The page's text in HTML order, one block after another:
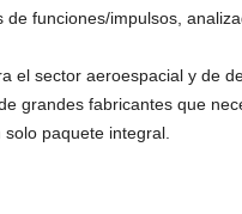
de funciones/impulsos,
el sector aeroespacial y de
grandes fabricantes que
paquete integral.